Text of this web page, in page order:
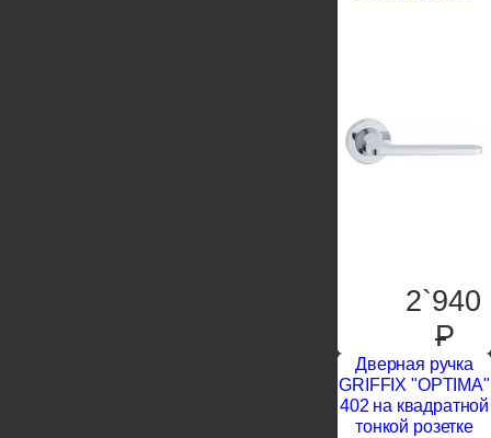
2`940
P
Дверная ручка
GRIFFIX "OPTIMA"
402 на квадратной
тонкой розетке